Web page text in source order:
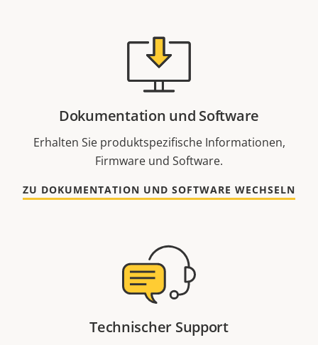
Dokumentation und Software
Erhalten Sie produktspezifische Informationen,
Firmware und Software.
ZU DOKUMENTATION UND SOFTWARE WECHSELN
Technischer Support